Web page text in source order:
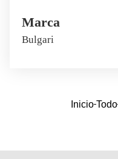
Marca
Bulgari
Inicio Todo